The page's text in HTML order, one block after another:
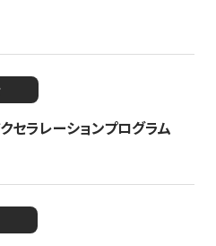
セラレーションプログラム